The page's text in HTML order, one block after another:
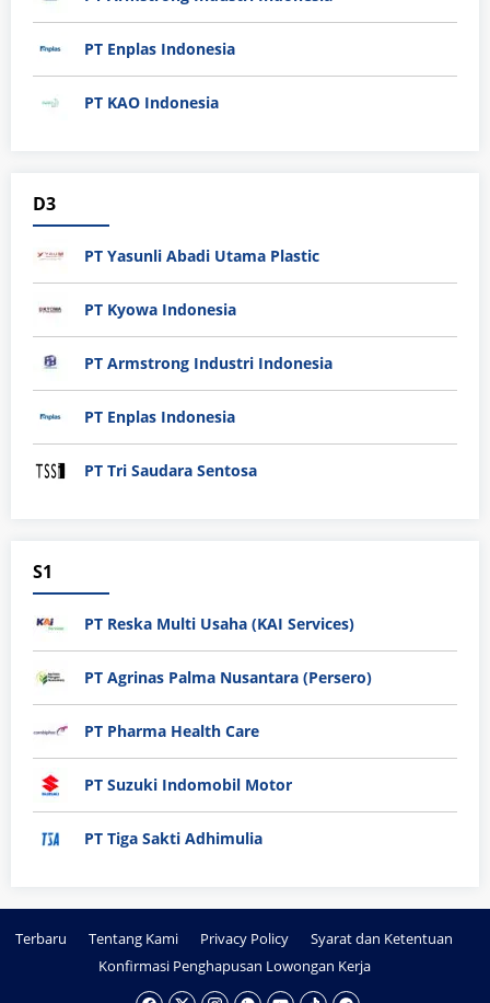
PT Enplas Indonesia
PT KAO Indonesia
D3
PT Yasunli Abadi Utama Plastic
PT Kyowa Indonesia
PT Armstrong Industri Indonesia
PT Enplas Indonesia
PT Tri Saudara Sentosa
S1
PT Reska Multi Usaha (KAI Services)
PT Agrinas Palma Nusantara (Persero)
PT Pharma Health Care
PT Suzuki Indomobil Motor
PT Tiga Sakti Adhimulia
Terbaru Tentang Kami Privacy Policy
Syarat dan Ketentuan
Konfirmasi Penghapusan Lowongan Kerja